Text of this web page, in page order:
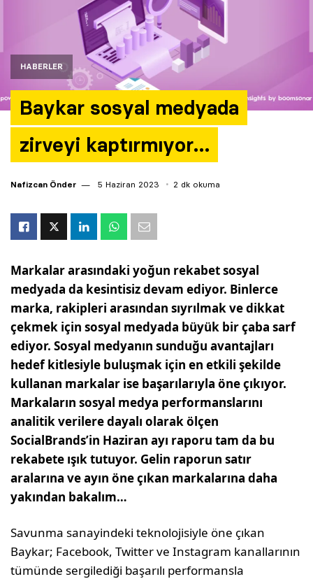
HABERLER
Baykar sosyal medyada
zirveyi kaptırmıyor…
Nafizcan Önder 5 Haziran 2023 2 dk okuma
Markalar arasındaki yoğun rekabet sosyal
medyada da kesintisiz devam ediyor. Binlerce
marka, rakipleri arasından sıyrılmak ve dikkat
çekmek için sosyal medyada büyük bir çaba sarf
ediyor. Sosyal medyanın sunduğu avantajları
hedef kitlesiyle buluşmak için en etkili şekilde
kullanan markalar ise başarılarıyla öne çıkıyor.
Markaların sosyal medya performanslarını
analitik verilere dayalı olarak ölçen
SocialBrands’in Haziran ayı raporu tam da bu
rekabete ışık tutuyor. Gelin raporun satır
aralarına ve ayın öne çıkan markalarına daha
yakından bakalım…
Savunma sanayindeki teknolojisiyle öne çıkan
Baykar; Facebook, Twitter ve Instagram kanallarının
tümünde sergilediği başarılı performansla